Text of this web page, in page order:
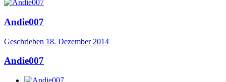
Andie007
Geschrieben 18. Dezember 2014
Andie007